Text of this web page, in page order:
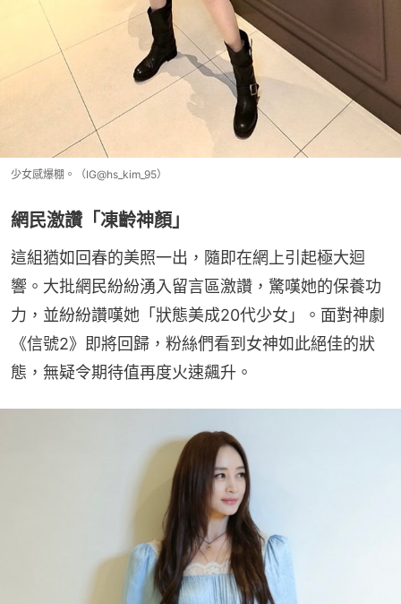
少女感爆棚。（IG@hs_kim_95）
網民激讚「凍齡神顏」
這組猶如回春的美照一出，隨即在網上引起極大迴
響。大批網民紛紛湧入留言區激讚，驚嘆她的保養功
力，並紛紛讚嘆她「狀態美成20代少女」。面對神劇
《信號2》即將回歸，粉絲們看到女神如此絕佳的狀
態，無疑令期待值再度火速飆升。